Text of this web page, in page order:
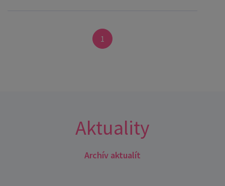
1
Aktuality
Archív aktualít